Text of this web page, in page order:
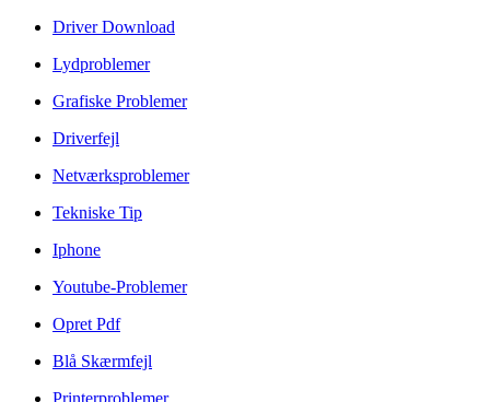
Driver Download
Lydproblemer
Grafiske Problemer
Driverfejl
Netværksproblemer
Tekniske Tip
Iphone
Youtube-Problemer
Opret Pdf
Blå Skærmfejl
Printerproblemer